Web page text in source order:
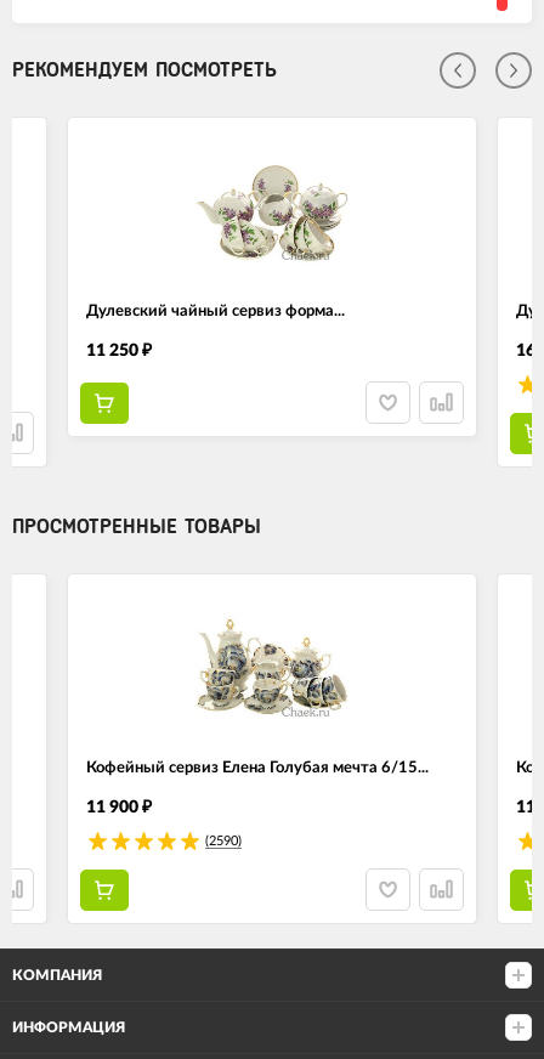
РЕКОМЕНДУЕМ ПОСМОТРЕТЬ
Дулевский чайный сервиз форма...
11 250 ₽ 16
ПРОСМОТРЕННЫЕ ТОВАРЫ
Кофейный сервиз Елена Голубая мечта 6/15...
11 900 ₽
(2590)
11
КОМПАНИЯ
ИНФОРМАЦИЯ